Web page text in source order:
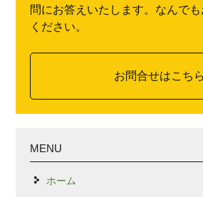
問にお答えいたします。なんで
ください。
お問合せはこちら
MENU
ホーム